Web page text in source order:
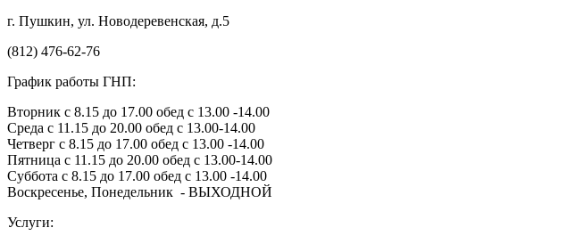
г. Пушкин, ул. Новодеревенская, д.5
(812) 476-62-76
График работы ГНП:
Вторник с 8.15 до 17.00 обед с 13.00 -14.00
Среда с 11.15 до 20.00 обед с 13.00-14.00
Четверг с 8.15 до 17.00 обед с 13.00 -14.00
Пятница с 11.15 до 20.00 обед с 13.00-14.00
Суббота с 8.15 до 17.00 обед с 13.00 -14.00
Воскресенье, Понедельник - ВЫХОДНОЙ
Услуги: